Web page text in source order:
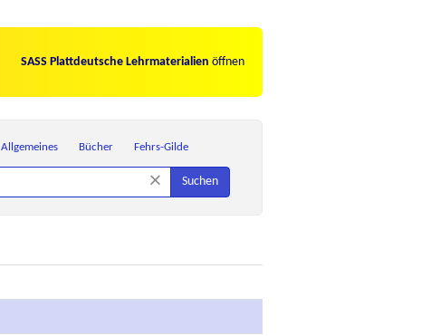
SASS Plattdeutsche Lehrmaterialien öffnen
Allgemeines Bücher Fehrs-Gilde
× Suchen